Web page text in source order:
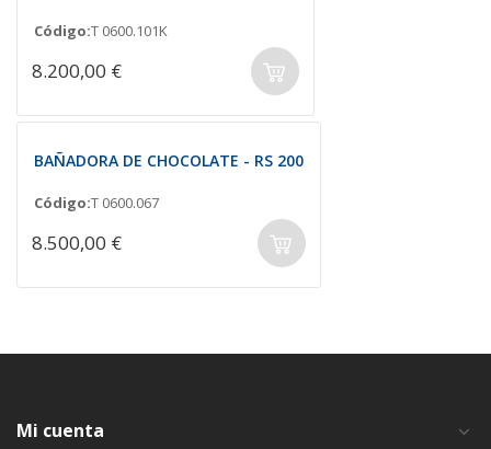
Código:T 0600.101K
8.200,00 €
BAÑADORA DE CHOCOLATE - RS 200
Código:T 0600.067
8.500,00 €
Mi cuenta